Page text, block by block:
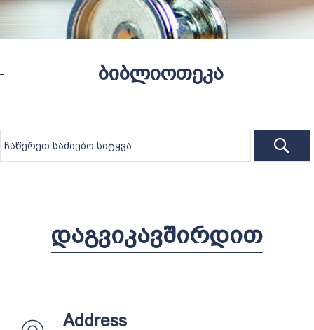
ბიბლიოთეკა
ᲓᲐᲒᲕᲘᲙᲐᲕᲨᲘᲠᲓᲘᲗ
Address